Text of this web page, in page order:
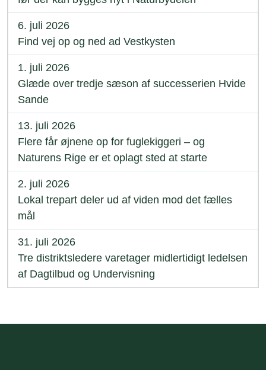
6. juli 2026
Find vej op og ned ad Vestkysten
1. juli 2026
Glæde over tredje sæson af successerien Hvide
Sande
13. juli 2026
Flere får øjnene op for fuglekiggeri – og
Naturens Rige er et oplagt sted at starte
2. juli 2026
Lokal trepart deler ud af viden mod det fælles
mål
31. juli 2026
Tre distriktsledere varetager midlertidigt ledelsen
af Dagtilbud og Undervisning